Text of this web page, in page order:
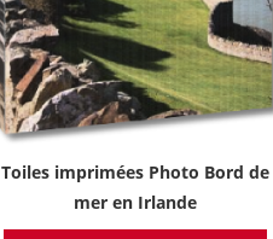
Toiles imprimées Photo Bord de
mer en Irlande